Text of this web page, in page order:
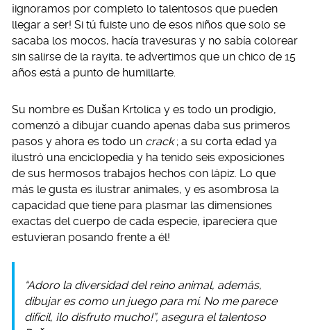
¡ignoramos por completo lo talentosos que pueden
llegar a ser! Si tú fuiste uno de esos niños que solo se
sacaba los mocos, hacía travesuras y no sabía colorear
sin salirse de la rayita, te advertimos que un chico de 15
años está a punto de humillarte.
Su nombre es Dušan Krtolica y es todo un prodigio,
comenzó a dibujar cuando apenas daba sus primeros
pasos y ahora es todo un crack ; a su corta edad ya
ilustró una enciclopedia y ha tenido seis exposiciones
de sus hermosos trabajos hechos con lápiz. Lo que
más le gusta es ilustrar animales, y es asombrosa la
capacidad que tiene para plasmar las dimensiones
exactas del cuerpo de cada especie, ¡pareciera que
estuvieran posando frente a él!
“Adoro la diversidad del reino animal, además,
dibujar es como un juego para mí. No me parece
difícil, ¡lo disfruto mucho!”, asegura el talentoso